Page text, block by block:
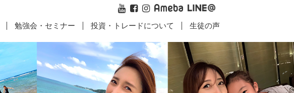
勉強会・セミナー 投資・トレードについて
記事一覧
生徒の声
記事一覧